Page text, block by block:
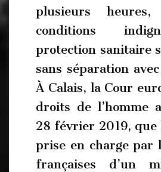
plusieurs
conditions
protection sanitaire
sans séparation
À Calais, la Cour
droits de l’homme
28 février 2019, que
prise en charge par
françaises d’un